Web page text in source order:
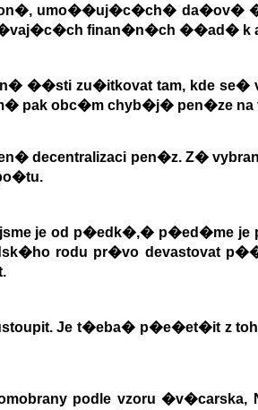
umo��uj�c�ch� da�ov�
finan�n�ch ��ad� k
��sti zu�itkovat tam, kde se�
� pak obc�m chyb�j� pen�ze na
decentralizaci pen�z. Z�
je od p�edk�,� p�ed�me je
rodu pr�vo devastovat
Je t�eba� p�e�et�it z
podle vzoru